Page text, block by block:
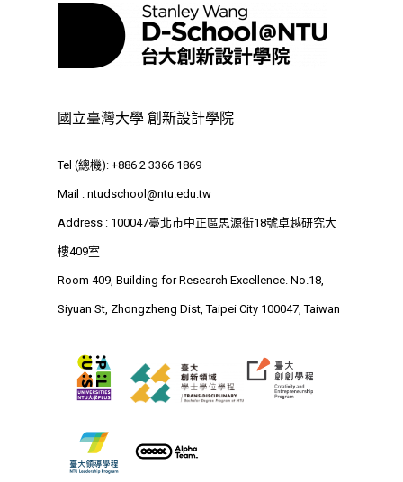
國立臺灣大學 創新設計學院
Tel (總機): +886 2 3366 1869
Mail : ntudschool@ntu.edu.tw
Address : 100047臺北市中正區思源街18號卓越研究大
樓409室
Room 409, Building for Research Excellence. No.18,
Siyuan St, Zhongzheng Dist, Taipei City 100047, Taiwan
學院簡介
團隊成員
24hrs D
業務單位
創新領域學士學位學程
領導學分學程
相關計畫
跟著董總實習
探索學習計畫
相關表單
D電子報
EN